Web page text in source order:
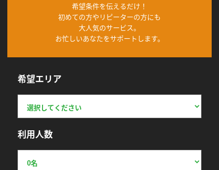
希望条件を伝えるだけ！
初めての方やリピーターの方にも
大人気のサービス。
お忙しいあなたをサポートします。
希望エリア
利用人数